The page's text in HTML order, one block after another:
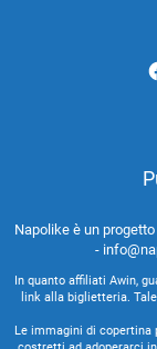
Napolike è un
-
In quanto affiliati Awin,
link alla biglietteria.
Le immagini di copertina